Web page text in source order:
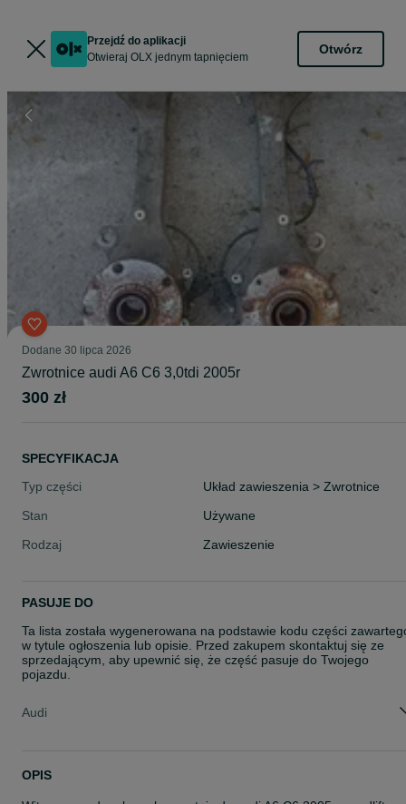
Przejdź do aplikacji
Otwieraj OLX jednym tapnięciem
Otwórz
Dodane 30 lipca 2026
Zwrotnice audi A6 C6 3,0tdi 2005r
300 zł
SPECYFIKACJA
Typ części
Układ zawieszenia > Zwrotnice
Stan
Używane
Rodzaj
Zawieszenie
PASUJE DO
Ta lista została wygenerowana na podstawie kodu części
w tytule ogłoszenia lub opisie. Przed zakupem skontaktuj się ze
sprzedającym, aby upewnić się, że część pasuje do Twojego
pojazdu.
Audi
OPIS